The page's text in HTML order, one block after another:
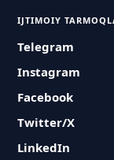
IJTIMOIY
Telegram
Instagram
Facebook
Twitter/X
LinkedIn